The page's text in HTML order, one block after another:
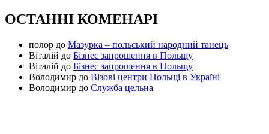
ОСТАННІ КОМЕНАРІ
полор до Мазурка – польський народний танець
Віталій до Бізнес запрошення в Польщу
Віталій до Бізнес запрошення в Польщу
Володимир до Візові центри Польщі в Україні
Володимир до Служба цельна